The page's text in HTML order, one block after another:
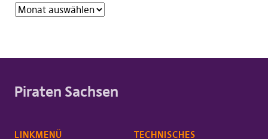
Piraten Sachsen
LINKMENÜ TECHNISCHES